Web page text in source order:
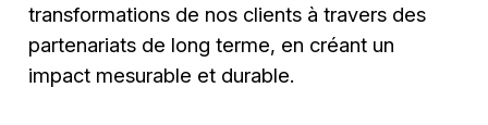
transformations de nos clients à travers des
partenariats de long terme, en créant un
impact mesurable et durable.